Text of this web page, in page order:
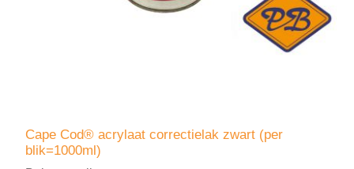
Cape Cod® acrylaat correctielak zwart (per
blik=1000ml)